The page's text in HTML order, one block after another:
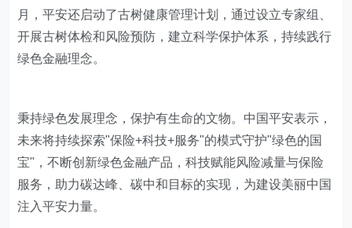
月，平安还启动了古树健康管理计划，通过设立专家组、
开展古树体检和风险预防，建立科学保护体系，持续践行
绿色金融理念。
秉持绿色发展理念，保护有生命的文物。中国平安表示，
未来将持续探索"保险+科技+服务"的模式守护"绿色的国
宝"，不断创新绿色金融产品，科技赋能风险减量与保险
服务，助力碳达峰、碳中和目标的实现，为建设美丽中国
注入平安力量。